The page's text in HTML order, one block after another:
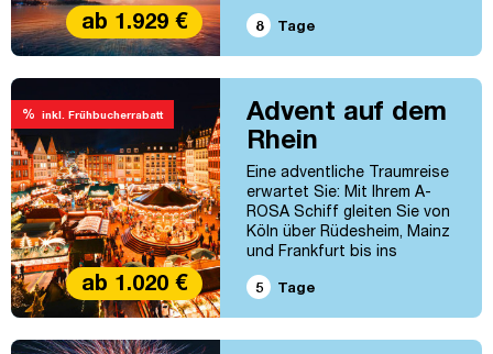
Frankfurt und Koblenz. So
Koblenz – Bonn – Köln
ab 1.929 € 8 Tage
% inkl. Frühbucherrabatt
Advent auf dem
Rhein
Eine adventliche Traumreise
erwartet Sie: Mit Ihrem A-
ROSA Schiff gleiten Sie von
Köln über Rüdesheim, Mainz
und Frankfurt bis ins
Glanzvolle Weihnachtsmärkte,
ab 1.020 € 5 Tage